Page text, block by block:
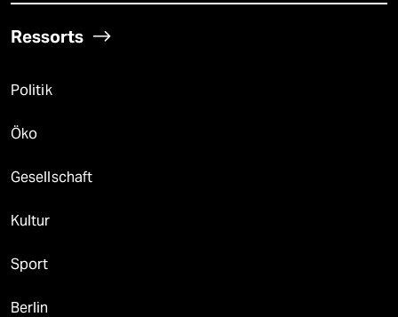
Ressorts
Politik
Öko
Gesellschaft
Kultur
Sport
Berlin